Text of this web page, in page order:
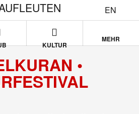
EN
KULTUR
MEHR
•